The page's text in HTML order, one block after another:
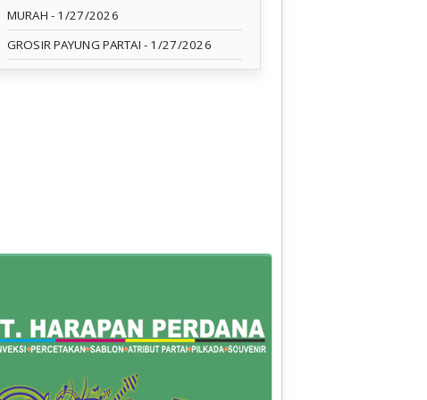
MURAH - 1/27/2026
GROSIR PAYUNG PARTAI - 1/27/2026